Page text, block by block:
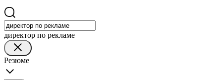
директор по рекламе
Резюме